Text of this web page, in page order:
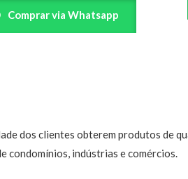
Comprar via Whatsapp
dos clientes obterem produtos de
condomínios, indústrias e comércios.